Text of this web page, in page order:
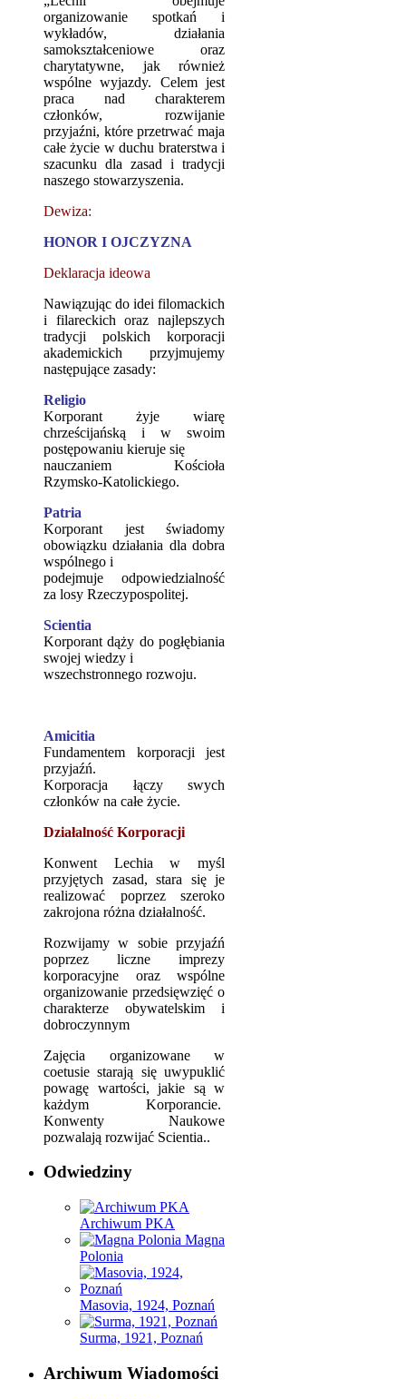
organizowanie spotkań i
wykładów, działania
samokształceniowe oraz
charytatywne, jak również
wspólne wyjazdy. Celem jest
praca nad charakterem
członków, rozwijanie
przyjaźni, które przetrwać maja
całe życie w duchu braterstwa i
szacunku dla zasad i tradycji
naszego stowarzyszenia.
Dewiza:
HONOR I OJCZYZNA
Deklaracja ideowa
Nawiązując do idei filomackich
i filareckich oraz najlepszych
tradycji polskich korporacji
akademickich przyjmujemy
następujące zasady:
Religio
Korporant żyje wiarę
chrześcijańską i w swoim
postępowaniu kieruje się
nauczaniem Kościoła
Rzymsko-Katolickiego.
Patria
Korporant jest świadomy
obowiązku działania dla dobra
wspólnego i
podejmuje odpowiedzialność
za losy Rzeczypospolitej.
Scientia
Korporant dąży do pogłębiania
swojej wiedzy i
wszechstronnego rozwoju.
Amicitia
Fundamentem korporacji jest
przyjaźń.
Korporacja łączy swych
członków na całe życie.
Działalność Korporacji
Konwent Lechia w myśl
przyjętych zasad, stara się je
realizować poprzez szeroko
zakrojona różna działalność.
Rozwijamy w sobie przyjaźń
poprzez liczne imprezy
korporacyjne oraz wspólne
organizowanie przedsięwzięć o
charakterze obywatelskim i
dobroczynnym
Zajęcia organizowane w
coetusie starają się uwypuklić
powagę wartości, jakie są w
każdym Korporancie.
Konwenty Naukowe
pozwalają rozwijać Scientia..
Odwiedziny
Archiwum PKA
Magna
Polonia
Masovia, 1924, Poznań
Surma, 1921, Poznań
Archiwum Wiadomości